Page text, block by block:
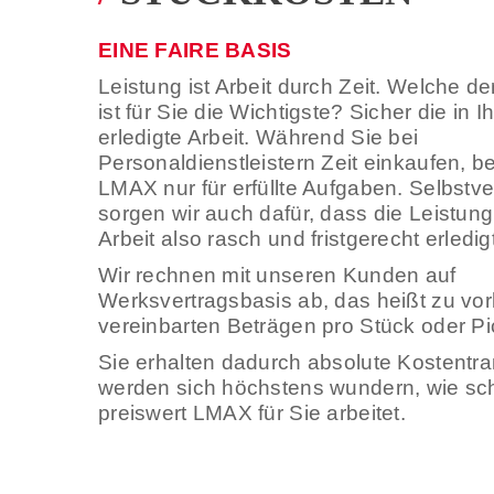
EINE FAIRE BASIS
Leistung ist Arbeit durch Zeit. Welche
ist für Sie die Wichtigste? Sicher die in
erledigte Arbeit. Während Sie bei
Personaldienstleistern Zeit einkaufen,
LMAX nur für erfüllte Aufgaben.
sorgen wir auch dafür, dass die
Arbeit also rasch und fristgerecht
Wir rechnen mit unseren Kunden auf
Werksvertragsbasis ab, das heißt zu
vereinbarten Beträgen pro Stück oder
Sie erhalten dadurch absolute
werden sich höchstens wundern, wie
preiswert LMAX für Sie arbeitet.